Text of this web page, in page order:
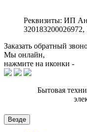
Реквизиты: ИП
Заказать обратный
Мы онлайн,
нажмите на иконки -
Бытовая
Везде